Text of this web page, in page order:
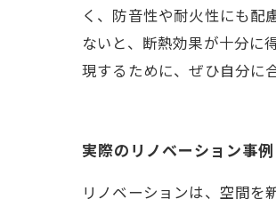
く、防音性や耐火性にも配
ないと、断熱効果が十分に
現するために、ぜひ自分に
実際のリノベーション事
リノベーションは、空間を